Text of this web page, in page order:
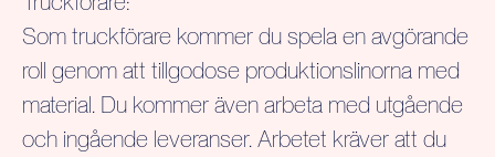
Som truckförare kommer du spela en avgörande
roll genom att tillgodose produktionslinorna med
material. Du kommer även arbeta med utgående
och ingående leveranser. Arbetet kräver att du